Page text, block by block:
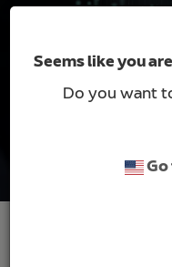
Contacto
Seems like you
Do you want
Go